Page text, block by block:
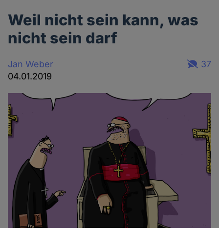
Weil nicht sein kann, was
nicht sein darf
Jan Weber
04.01.2019
37